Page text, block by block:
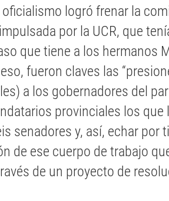
oficialismo logró frenar la
por la UCR, que
que tiene a los hermanos
fueron claves las
a los gobernadores del
provinciales los que
senadores y, así, echar por
de ese cuerpo de trabajo
de un proyecto de